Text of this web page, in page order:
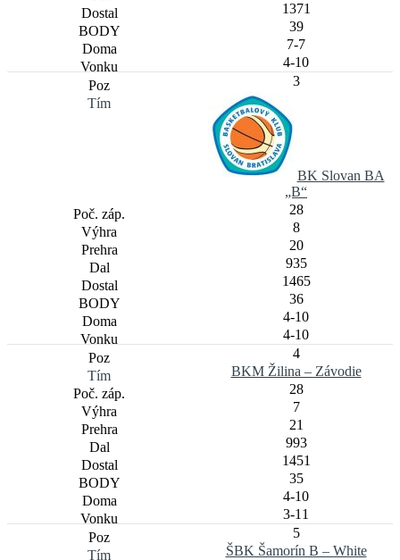
1371
39
7-7
4-10
3
BK Slovan BA
„B“
28
8
20
935
1465
36
4-10
4-10
4
BKM Žilina – Závodie
28
7
21
993
1451
35
4-10
3-11
5
ŠBK Šamorín B – White